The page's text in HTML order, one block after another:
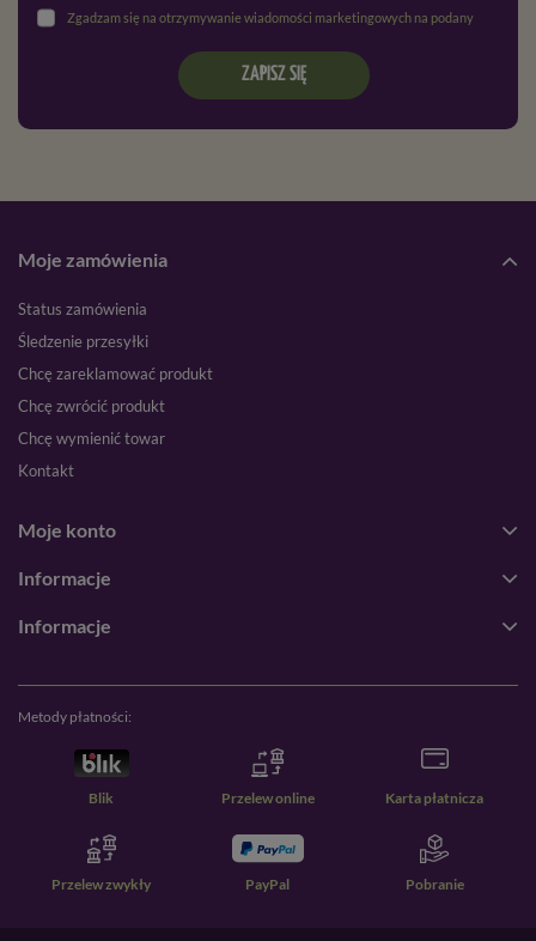
Zgadzam się na otrzymywanie wiadomości marketingowych na podany adres e-mail oraz przetwarzanie danych osobowych zgodnie z
ZAPISZ SIĘ
Moje zamówienia
Status zamówienia
Śledzenie przesyłki
Chcę zareklamować produkt
Chcę zwrócić produkt
Chcę wymienić towar
Kontakt
Moje konto
Informacje
Informacje
Metody płatności:
Blik Przelew online Karta płatnicza
Przelew zwykły PayPal Pobranie